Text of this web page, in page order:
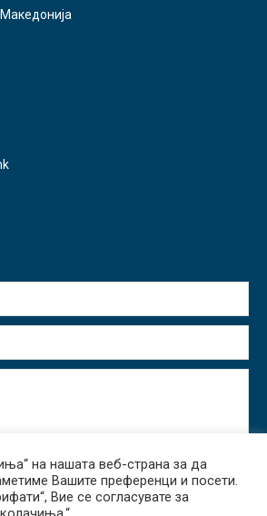
на нашата веб-страна за да
Вашите преференци и посети.
Вие се согласувате за